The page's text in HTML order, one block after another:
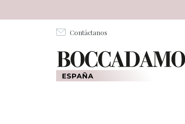
Contáctanos